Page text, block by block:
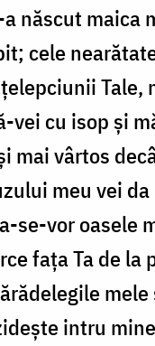
născut maica
cele
Tale,
vei cu isop și
mai vârtos
meu vei
se-vor oasele
fața Ta de la
intru